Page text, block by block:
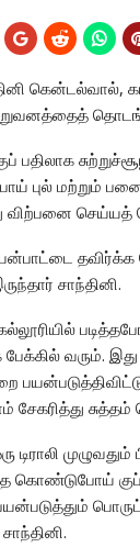
பதிலாக
புல் மற்றும்
விற்பனை செய்யத்
சாந்தினி.
பேக்கில் வரும்.
கொண்டுபோய்